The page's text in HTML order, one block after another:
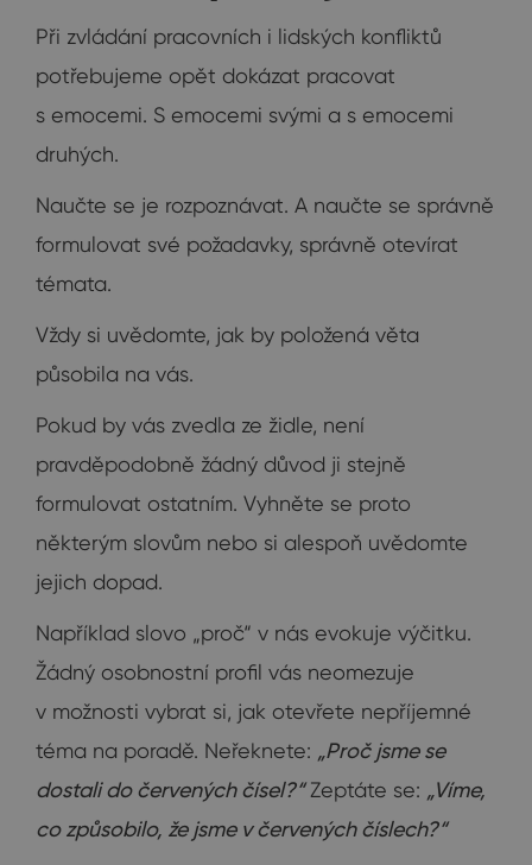
Při zvládání pracovních i lidských konfliktů
potřebujeme opět dokázat pracovat
s emocemi. S emocemi svými a s emocemi
druhých.
Naučte se je rozpoznávat. A naučte se správně
formulovat své požadavky, správně otevírat
témata.
Vždy si uvědomte, jak by položená věta
působila na vás.
Pokud by vás zvedla ze židle, není
pravděpodobně žádný důvod ji stejně
formulovat ostatním. Vyhněte se proto
některým slovům nebo si alespoň uvědomte
jejich dopad.
Například slovo „proč“ v nás evokuje výčitku.
Žádný osobnostní profil vás neomezuje
v možnosti vybrat si, jak otevřete nepříjemné
téma na poradě. Neřeknete: „Proč jsme se
dostali do červených čísel?“Zeptáte se: „Víme,
co způsobilo, že jsme v červených číslech?“